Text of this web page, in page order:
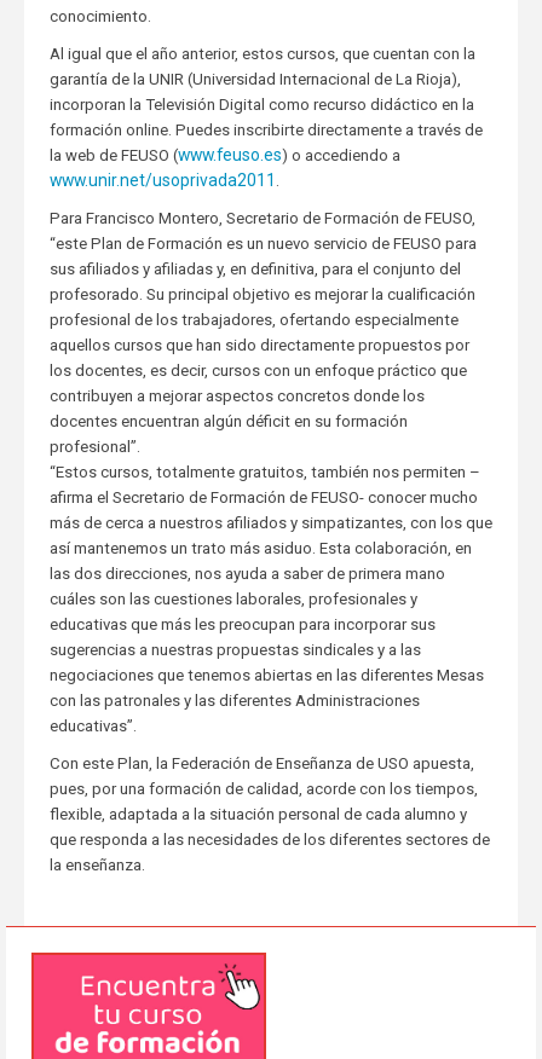
conocimiento.
Al igual que el año anterior, estos cursos, que cuentan con la
garantía de la UNIR (Universidad Internacional de La Rioja),
incorporan la Televisión Digital como recurso didáctico en la
formación online. Puedes inscribirte directamente a través de
la web de FEUSO (www.feuso.es) o accediendo a
www.unir.net/usoprivada2011
Para Francisco Montero, Secretario de Formación de FEUSO,
“este Plan de Formación es un nuevo servicio de FEUSO para
sus afiliados y afiliadas y, en definitiva, para el conjunto del
profesorado. Su principal objetivo es mejorar la cualificación
profesional de los trabajadores, ofertando especialmente
aquellos cursos que han sido directamente propuestos por
los docentes, es decir, cursos con un enfoque práctico que
contribuyen a mejorar aspectos concretos donde los
docentes encuentran algún déficit en su formación
profesional”.
“Estos cursos, totalmente gratuitos, también nos permiten –
afirma el Secretario de Formación de FEUSO- conocer mucho
más de cerca a nuestros afiliados y simpatizantes, con los que
así mantenemos un trato más asiduo. Esta colaboración, en
las dos direcciones, nos ayuda a saber de primera mano
cuáles son las cuestiones laborales, profesionales y
educativas que más les preocupan para incorporar sus
sugerencias a nuestras propuestas sindicales y a las
negociaciones que tenemos abiertas en las diferentes Mesas
con las patronales y las diferentes Administraciones
educativas”.
Con este Plan, la Federación de Enseñanza de USO apuesta,
pues, por una formación de calidad, acorde con los tiempos,
flexible, adaptada a la situación personal de cada alumno y
que responda a las necesidades de los diferentes sectores de
la enseñanza.